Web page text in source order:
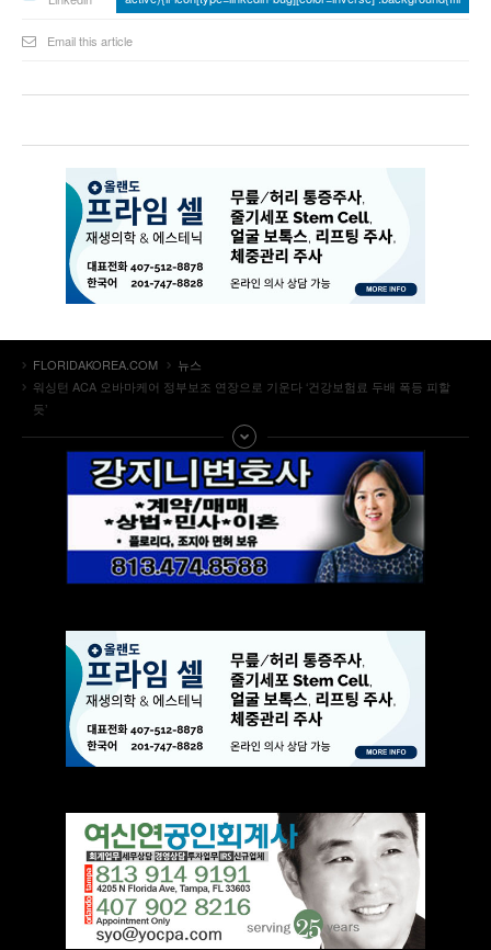
Email this article
FLORIDAKOREA.COM
뉴스
워싱턴 ACA 오바마케어 정부보조 연장으로 기운다 ‘건강보험료 두배 폭등 피할
듯’